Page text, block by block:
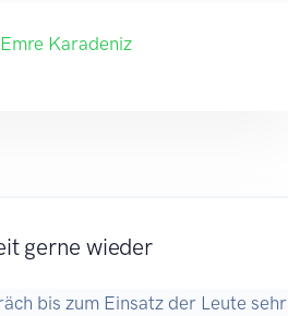
Karadeniz
gerne wieder
bis zum Einsatz der Leute sehr